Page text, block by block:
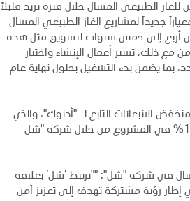
لمشروع الرويس للغاز الطبيعي المسال خلال فترة تزيد قليلاً
جديداً لمشاريع الغاز الطبيعي المسال
أربع إلى خمس سنوات لتسويق مثل هذه
مع ذلك، تسير أعمال الإنشاء واختيار
بما يضمن بدء التشغيل بحلول نهاية عام
الانبعاثات التابع لـ "أدنوك"، والذي
يجري تطويره حالياً في مدينة الرويس الصناعية في أبوظبي. وتمتلك "شل" حصة 10% في المشروع من خلال شركة "شل
في شركة "شل": ""ترتبط ’شل‘ بعلاقة
إطار رؤية مشتركة تهدف إلى تعزيز أمن